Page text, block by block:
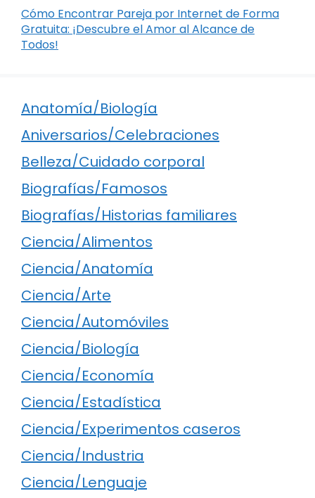
Cómo Encontrar Pareja por Internet de Forma
Gratuita: ¡Descubre el Amor al Alcance de
Todos!
Anatomía/Biología
Aniversarios/Celebraciones
Belleza/Cuidado corporal
Biografías/Famosos
Biografías/Historias familiares
Ciencia/Alimentos
Ciencia/Anatomía
Ciencia/Arte
Ciencia/Automóviles
Ciencia/Biología
Ciencia/Economía
Ciencia/Estadística
Ciencia/Experimentos caseros
Ciencia/Industria
Ciencia/Lenguaje